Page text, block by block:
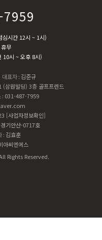
심시간 12시 ~ 1시)
무
10시 ~ 오후 8시)
표자 : 김준규
(삼원빌딩) 3층 골프프렌드
: 031-487-7959
[사업자정보확인]
기안산-0717호
: 김효훈
아씨엔에스
Rights Reserved.